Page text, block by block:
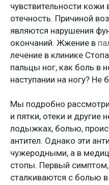
чувствительности
отечность. Причиной
являются нарушения
окончаний. Жжение в
лечение в клинике
пальцы ног, как боль в
наступании на ногу? Не
Мы подробно
и пятки, отеки и
лодыжках, болью,
антител. Однако эти
чужеродными, а в
стопы. Первый
сталкиваются с болью